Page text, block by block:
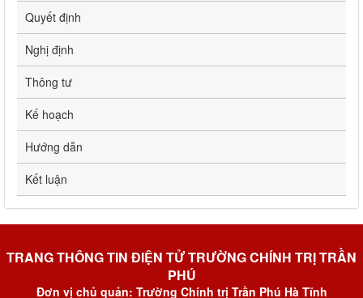
Quyết định
Nghị định
Thông tư
Kế hoạch
Hướng dẫn
Kết luận
TRANG THÔNG TIN ĐIỆN TỬ TRƯỜNG CHÍNH TRỊ TRẦN
PHÚ
Đơn vị chủ quản: Trường Chính trị Trần Phú Hà Tĩnh